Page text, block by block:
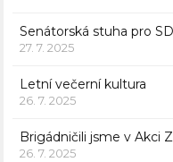
Senátorská stuha pro
27. 7. 2025
Letní večerní kultura
26. 7. 2025
Brigádničili jsme v Akci
26. 7. 2025